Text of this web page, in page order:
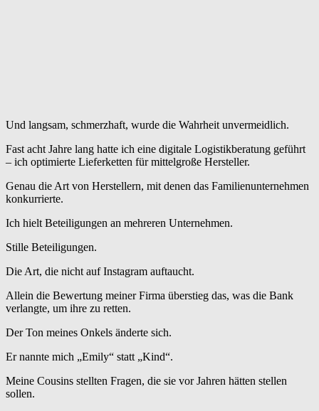
Und langsam, schmerzhaft, wurde die Wahrheit unvermeidlich.
Fast acht Jahre lang hatte ich eine digitale Logistikberatung geführt
– ich optimierte Lieferketten für mittelgroße Hersteller.
Genau die Art von Herstellern, mit denen das Familienunternehmen
konkurrierte.
Ich hielt Beteiligungen an mehreren Unternehmen.
Stille Beteiligungen.
Die Art, die nicht auf Instagram auftaucht.
Allein die Bewertung meiner Firma überstieg das, was die Bank
verlangte, um ihre zu retten.
Der Ton meines Onkels änderte sich.
Er nannte mich „Emily“ statt „Kind“.
Meine Cousins stellten Fragen, die sie vor Jahren hätten stellen
sollen.